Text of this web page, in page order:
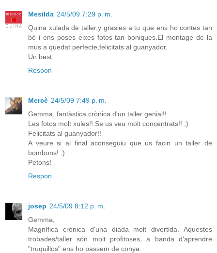
Mesilda 24/5/09 7:29 p. m.
Quina xulada de taller,y grasies a tu que ens ho contes tan
bé i ens poses eixes fotos tan boniques.El montage de la
mus a quedat perfecte,felicitats al guanyador.
Un best.
Respon
Mercè 24/5/09 7:49 p. m.
Gemma, fantàstica crònica d'un taller genial!!
Les fotos molt xules!! Se us veu molt concentrats!! ;)
Felicitats al guanyador!!
A veure si al final aconseguiu que us facin un taller de
bombons! :)
Petons!
Respon
josep 24/5/09 8:12 p. m.
Gemma,
Magnífica crònica d'una diada molt divertida. Aquestes
trobades/taller són molt profitoses, a banda d'aprendre
"truquillos" ens ho passem de conya.